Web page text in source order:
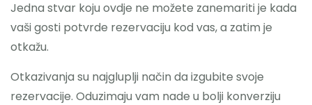
Jedna stvar koju ovdje ne možete zanemariti je kada
vaši gosti potvrde rezervaciju kod vas, a zatim je
otkažu.
Otkazivanja su najgluplji način da izgubite svoje
rezervacije. Oduzimaju vam nade u bolji konverziju